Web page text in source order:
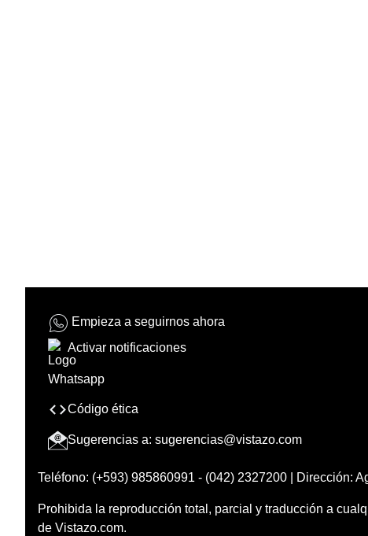
Empieza a seguirnos ahora
Activar notificaciones
Código ética
Sugerencias a: sugerencias@vistazo.com
Teléfono: (+593) 985860991 - (042) 2327200 | Dirección:
Prohibida la reproducción total, parcial y traducción a
de Vistazo.com.